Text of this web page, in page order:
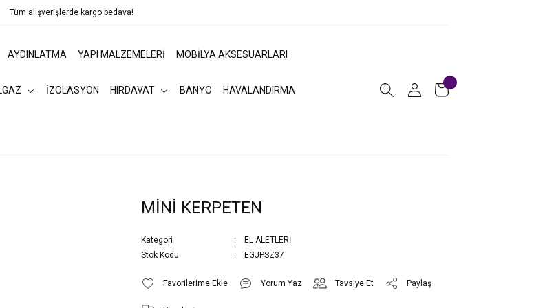
Tüm alışverişlerde kargo bedava!
AYDINLATMA YAPI MALZEMELERİ MOBİLYA AKSESUARLARI
İZOLASYON HIRDAVAT BANYO HAVALANDIRMA
MİNİ KERPETEN
Kategori
EL ALETLERİ
Stok Kodu
EGJPSZ37
Yorum Yaz Tavsiye Et Paylaş